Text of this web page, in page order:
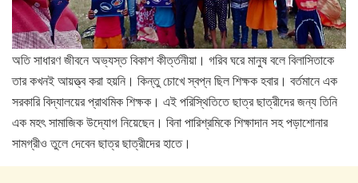
অতি সাধারণ জীবনে অভ্যস্ত বিকাশ কীর্ত্তনীয়া। গরিব ঘরে মানুষ বলে বিলাসিতাকে
তার কখনই আয়ত্ত্ব করা হয়নি। কিন্তু চোখে স্বপ্ন ছিল শিক্ষক হবার। বর্তমানে এক
সরকারি বিদ্যালয়ের প্রাথমিক শিক্ষক। এই পরিস্থিতিতে ছাত্র ছাত্রীদের জন্য তিনি
এক মহৎ সামাজিক উদ্যোগ নিয়েছেন। বিনা পারিশ্রমিকে শিক্ষাদান সহ পড়াশোনার
সামগ্রীও তুলে দেবেন ছাত্র ছাত্রীদের হাতে।